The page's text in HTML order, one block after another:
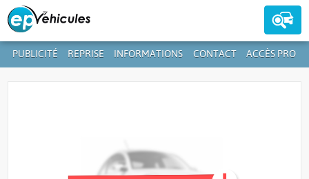
Contactez-nous au
PUBLICITÉ REPRISE INFORMATIONS CONTACT ACCÈS PRO